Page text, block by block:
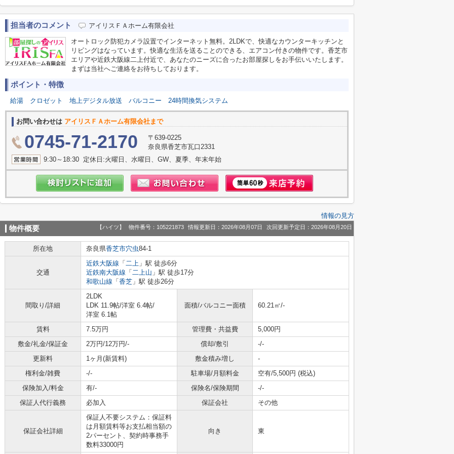
担当者のコメント アイリスＦＡホーム有限会社
オートロック防犯カメラ設置でインターネット無料。2LDKで、快適なカウンターキッチンと
リビングはなっています。快適な生活を送ることのできる、エアコン付きの物件です。香芝市
エリアや近鉄大阪線二上付近で、あなたのニーズに合ったお部屋探しをお手伝いいたします。
まずは当社へご連絡をお待ちしております。
ポイント・特徴
給湯 クロゼット 地上デジタル放送 バルコニー 24時間換気システム
お問い合わせは アイリスＦＡホーム有限会社まで
0745-71-2170
〒639-0225
奈良県香芝市瓦口2331
9:30～18:30 定休日:火曜日、水曜日、GW、夏季、年末年始
情報の見方
物件概要 【ハイツ】 物件番号：105221873 情報更新日：2026年08月07日 次回更新予定日：2026年08月20日
所在地 奈良県香芝市穴虫84-1
交通
近鉄大阪線 「 二上 」駅 徒歩6分
近鉄南大阪線 「 二上山 」駅 徒歩17分
和歌山線 「 香芝 」駅 徒歩26分
間取り/詳細
2LDK
LDK 11.9帖/洋室 6.4帖/
洋室 6.1帖
面積/バルコニー面積 60.21㎡/-
賃料 7.5万円 管理費・共益費
5,000円
敷金/礼金/保証金
2万円/12万円/- 償却/敷引
-/-
更新料
1ヶ月(新賃料) 敷金積み増し
-
権利金/雑費
-/- 駐車場/月額料金
空有/5,500円 (税込)
保険加入/料金
有/- 保険名/保険期間
-/-
保証人代行義務
必加入 保証会社 その他
保証会社詳細
保証人不要システム：保証料
は月額賃料等お支払相当額の
2パーセント、契約時事務手
数料33000円
向き 東